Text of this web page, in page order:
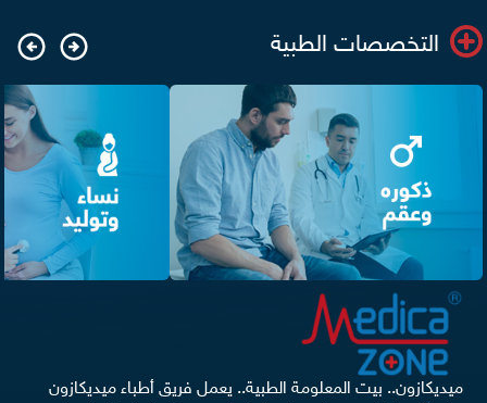
التخصصات الطبية
ميديكازون.. بيت المعلومة الطبية.. يعمل فريق أطباء ميديكازون